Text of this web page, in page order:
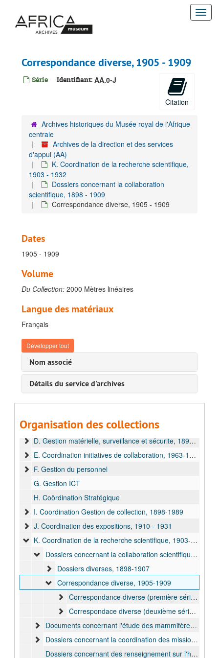
contenu
Correspondance diverse, 1905 - 1909
Série Identifiant: AA.0-J
Citation
Archives historiques du Musée royal de l'Afrique
centrale
Archives de la direction et des services
d'appui (AA)
K. Coordination de la recherche scientifique,
1903 - 1932
Dossiers concernant la collaboration
scientifique, 1898 - 1909
Correspondance diverse, 1905 - 1909
Dates
1905 - 1909
Volume
Du Collection: 2000 Mètres linéaires
Langue des matériaux
Français
Développer tout
Nom associé
Détails du service d'archives
Organisation des collections
Archives de la direction et des services d'appui
C. Gestion financière du patrimoine, 1908-1909
D. Gestion matérielle, surveillance et sécurite, 1896-1930
E. Coordination initiatives de collaboration, 1963-1989
F. Gestion du personnel
G. Gestion ICT
H. Coördination Stratégique
I. Coordination Gestion de collection, 1898-1989
J. Coordination des expositions, 1910 - 1931
K. Coordination de la recherche scientifique, 1903-1932
Dossiers concernant la collaboration scientifique, 1898-1909
Dossiers diverses, 1898-1907
Correspondance diverse, 1905-1909
Correspondance diverse (première série), 1908-1909
Correspondace diverse (deuxième série), 1905-1909
Documents concernant l'étude des mammifères, 1903-1908
Dossiers concernant la coordination des missions scientifiques, 1910-1932
Dossiers concernant des renseignement sur l'hygiène au Congo Belge, 1910